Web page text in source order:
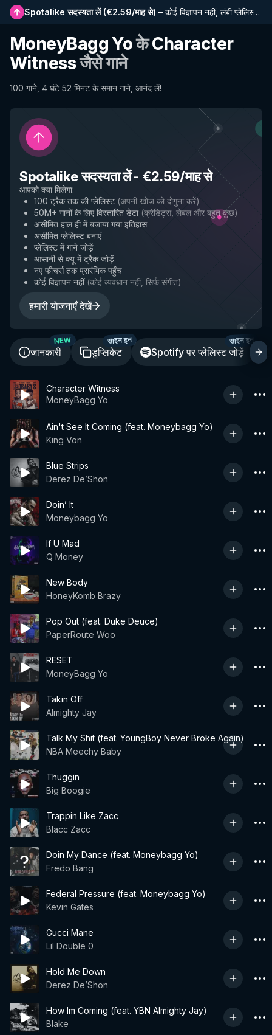
Spotalike सदस्यता लें(€2.59/माह से) – कोई विज्ञापन नहीं, लंबी प्लेलिस्ट, पूर्ण इतिहास और नई सुविधाओं तक प्रारंभिक पहुंच
MoneyBagg YoकेCharacter
Witnessजैसे गाने
100 गाने, 4 घंटे 52 मिनट के समान गाने, आनंद लें!
Spotalike सदस्यता लें- €2.59/माह से
आपको क्या मिलेगा:
100 ट्रैक तक की प्लेलिस्ट (अपनी खोज को दोगुना करें)
50M+ गानों के लिए विस्तारित डेटा (क्रेडिट्स, लेबल और बहुत कुछ)
असीमित हाल ही में बजाया गया इतिहास
असीमित प्लेलिस्ट बनाएं
प्लेलिस्ट में गाने जोड़ें
आसानी से क्यू में ट्रैक जोड़ें
नए फीचर्स तक प्रारंभिक पहुँच
कोई विज्ञापन नहीं (कोई व्यवधान नहीं, सिर्फ संगीत)
हमारी योजनाएँ देखें
जानकारी
NEW
डुप्लिकेट
साइन इन
Spotify पर प्लेलिस्ट जोड़ें
साइन इन
Character Witness
MoneyBagg Yo
Ain't See It Coming (feat. Moneybagg Yo)
King Von
Blue Strips
Derez De’Shon
Doin’ It
Moneybagg Yo
If U Mad
Q Money
New Body
HoneyKomb Brazy
Pop Out (feat. Duke Deuce)
PaperRoute Woo
RESET
MoneyBagg Yo
Takin Off
Almighty Jay
Talk My Shit (feat. YoungBoy Never Broke Again)
NBA Meechy Baby
Thuggin
Big Boogie
Trappin Like Zacc
Blacc Zacc
Doin My Dance (feat. Moneybagg Yo)
Fredo Bang
Federal Pressure (feat. Moneybagg Yo)
Kevin Gates
Gucci Mane
Lil Double 0
Hold Me Down
Derez De’Shon
How Im Coming (feat. YBN Almighty Jay)
Blake